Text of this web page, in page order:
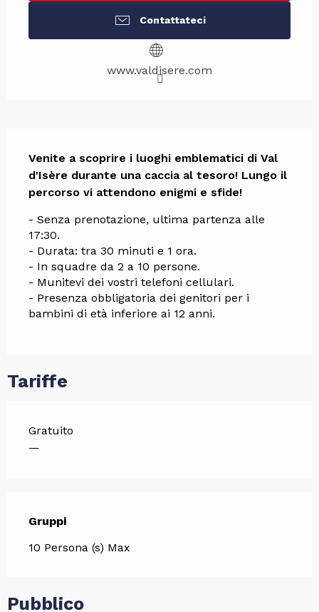
Contattateci
www.valdisere.com
Venite a scoprire i luoghi emblematici di Val
d'Isère durante una caccia al tesoro! Lungo il
percorso vi attendono enigmi e sfide!
- Senza prenotazione, ultima partenza alle
17:30.
- Durata: tra 30 minuti e 1 ora.
- In squadre da 2 a 10 persone.
- Munitevi dei vostri telefoni cellulari.
- Presenza obbligatoria dei genitori per i
bambini di età inferiore ai 12 anni.
Tariffe
Gratuito
—
Gruppi
Gruppi
10 Persona (s) Max
Pubblico